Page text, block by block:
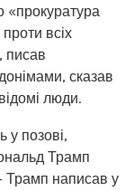
«прокуратура
всіх
писав
сказав
люди.
у позові,
Трамп
Трамп написав у